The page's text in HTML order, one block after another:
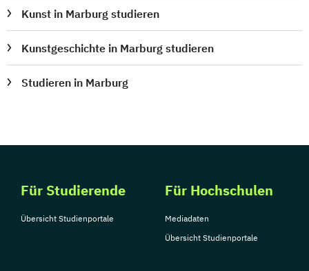
Kunst in Marburg studieren
Kunstgeschichte in Marburg studieren
Studieren in Marburg
Für Studierende
Übersicht Studienportale
Für Hochschulen
Mediadaten
Übersicht Studienportale